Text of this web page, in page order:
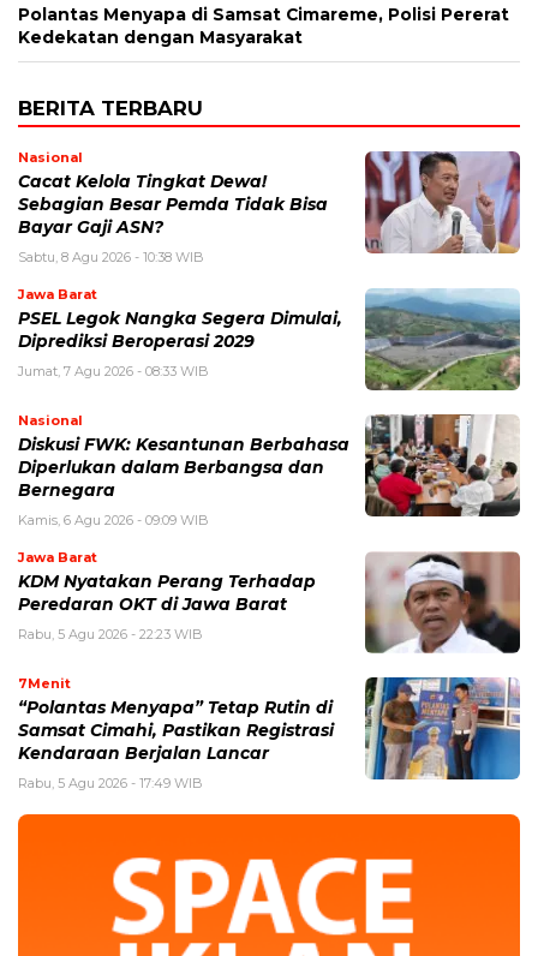
Polantas Menyapa di Samsat Cimareme, Polisi Pererat
Kedekatan dengan Masyarakat
BERITA TERBARU
Nasional
Cacat Kelola Tingkat Dewa!
Sebagian Besar Pemda Tidak Bisa
Bayar Gaji ASN?
Sabtu, 8 Agu 2026 - 10:38 WIB
Jawa Barat
PSEL Legok Nangka Segera Dimulai,
Diprediksi Beroperasi 2029
Jumat, 7 Agu 2026 - 08:33 WIB
Nasional
Diskusi FWK: Kesantunan Berbahasa
Diperlukan dalam Berbangsa dan
Bernegara
Kamis, 6 Agu 2026 - 09:09 WIB
Jawa Barat
KDM Nyatakan Perang Terhadap
Peredaran OKT di Jawa Barat
Rabu, 5 Agu 2026 - 22:23 WIB
7Menit
“Polantas Menyapa” Tetap Rutin di
Samsat Cimahi, Pastikan Registrasi
Kendaraan Berjalan Lancar
Rabu, 5 Agu 2026 - 17:49 WIB